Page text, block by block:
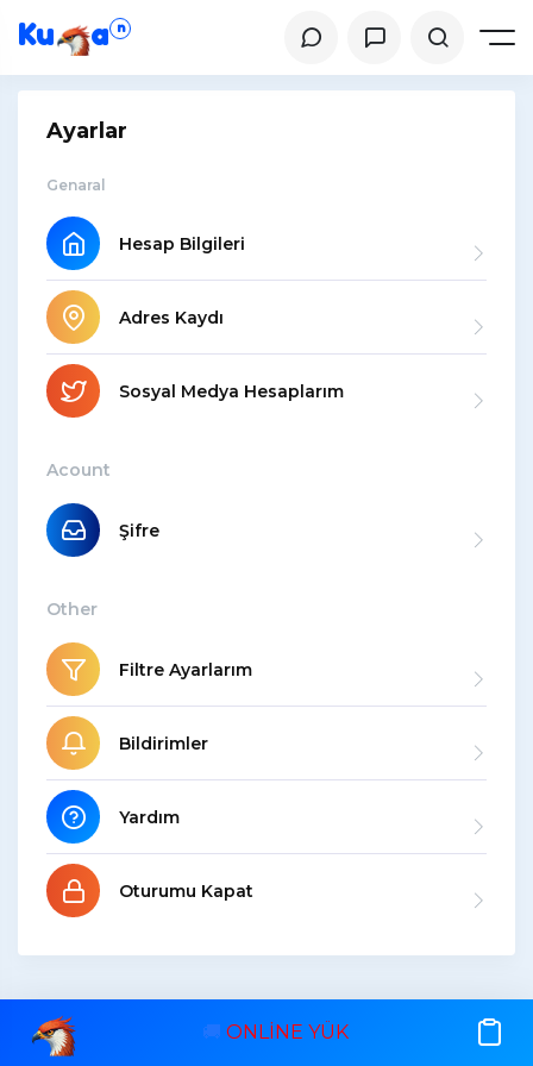
Ku an
Ayarlar
Genaral
Hesap Bilgileri
Adres Kaydı
Sosyal Medya Hesaplarım
Acount
Şifre
Other
Filtre Ayarlarım
Bildirimler
Yardım
Oturumu Kapat
🚚 ONLİNE YÜK